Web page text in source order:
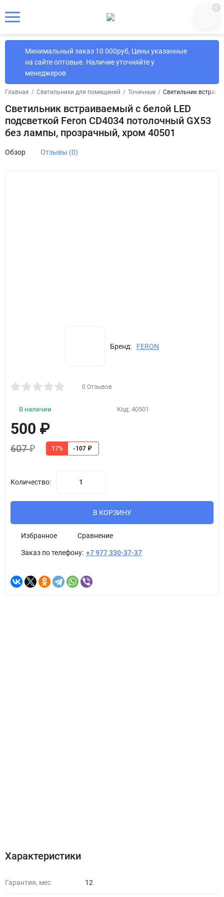
0
Минимальный заказ 10 000руб, Цены указанные
на сайте оптовые. Наличие уточняйте у
менеджеров
Главная / Светильники для помещений / Точечные / Светильник
Светильник встраиваемый с белой LED
подсветкой Feron CD4034 потолочный GX53
без лампы, прозрачный, хром 40501
Обзор Отзывы (0)
Бренд: FERON
0 Отзывов
В наличии Код: 40501
500 ₽
607₽ 17% -107 ₽
Количество:
В КОРЗИНУ
Избранное Сравнение
Заказ по телефону: +7 977 330-37-37
Характеристики
Гарантия, мес 12